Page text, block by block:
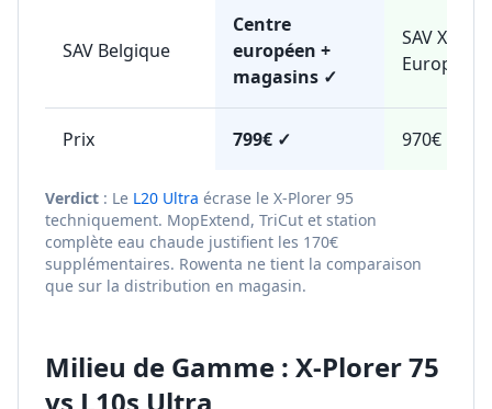
SAV Belgique
Centre
européen +
magasins ✓
SAV Xiaomi
Europe
Prix 799€ ✓ 970€
Verdict : Le L20 Ultra écrase le X-Plorer 95
techniquement. MopExtend, TriCut et station
complète eau chaude justifient les 170€
supplémentaires. Rowenta ne tient la comparaison
que sur la distribution en magasin.
Milieu de Gamme : X-Plorer 75